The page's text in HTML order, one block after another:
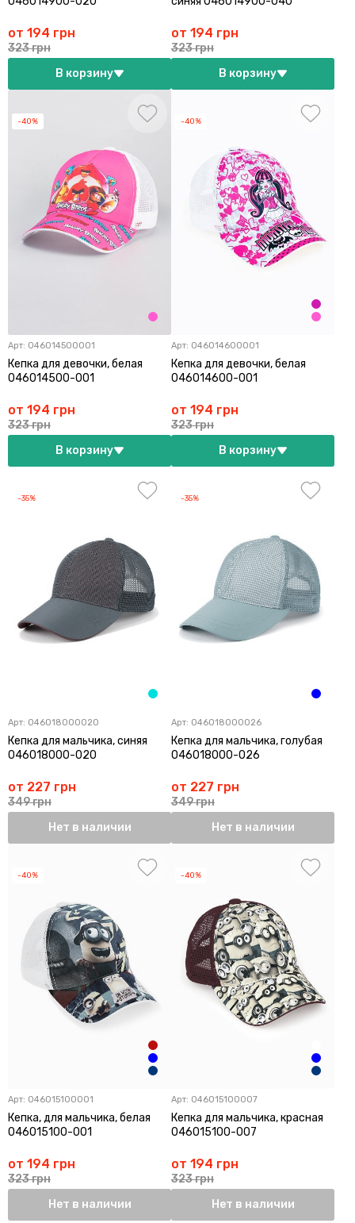
от 194 грн
323 грн
В корзину
от 194 грн
323 грн
В корзину
-40%
Арт: 046014500001
Кепка для девочки, белая
046014500-001
от 194 грн
323 грн
В корзину
-40%
Арт: 046014600001
Кепка для девочки, белая
046014600-001
от 194 грн
323 грн
В корзину
-35%
Арт: 046018000020
Кепка для мальчика, синяя
046018000-020
от 227 грн
349 грн
Нет в наличии
-35%
Арт: 046018000026
Кепка для мальчика, голубая
046018000-026
от 227 грн
349 грн
Нет в наличии
-40%
Арт: 046015100001
Кепка, для мальчика, белая
046015100-001
от 194 грн
323 грн
Нет в наличии
-40%
Арт: 046015100007
Кепка для мальчика, красная
046015100-007
от 194 грн
323 грн
Нет в наличии